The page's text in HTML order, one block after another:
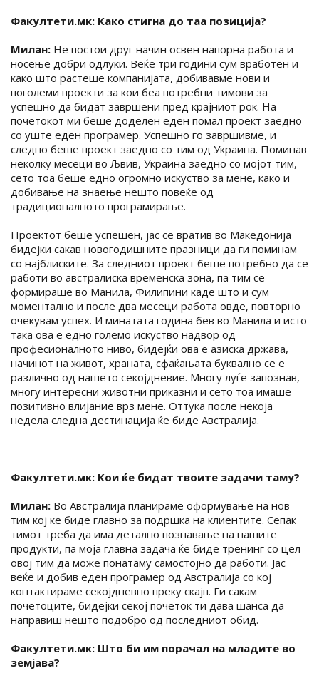
Факултети.мк: Како стигна до таа позиција?
Милан: Не постoи друг начин освен напорна работа и
носење добри одлуки. Веќе три години сум вработен и
како што растеше компанијата, добивавме нови и
поголеми проекти за кои беа потребни тимови за
успешно да бидат завршени пред крајниот рок. На
почетокот ми беше доделен еден помал проект заедно
со уште еден програмер. Успешно го завршивме, и
следно беше проект заедно со тим од Украина. Поминав
неколку месеци во Љвив, Украина заедно со мојот тим,
сето тоа беше едно огромно искуство за мене, како и
добивање на знаење нешто повеќе од
традиционалното програмирање.
Проектот беше успешен, јас се вратив во Македонија
бидејки сакав новогодишните празници да ги поминам
со најблиските. За следниот проект беше потребно да се
работи во австралиска временска зона, па тим се
формираше во Манила, Филипини каде што и сум
моментално и после два месеци работа овде, повторно
очекувам успех. И минатата година бев во Манила и исто
така ова е едно големо искуство надвор од
професионалното ниво, бидејќи ова е азиска држава,
начинот на живот, храната, сфаќањата буквално се е
различно од нашето секојдневие. Многу луѓе запознав,
многу интересни животни приказни и сето тоа имаше
позитивно влијание врз мене. Оттука после некоја
недела следна дестинација ќе биде Австралија.
Факултети.мк: Кои ќе бидат твоите задачи таму?
Милан: Во Австралија планираме оформување на нов
тим кој ке биде главно за подршка на клиентите. Сепак
тимот треба да има детално познавање на нашите
продукти, па моја главна задача ќе биде тренинг со цел
овој тим да може понатаму самостојно да работи. Јас
веќе и добив еден програмер од Австралија со кој
контактираме секојдневно преку скајп. Ги сакам
почетоците, бидејки секој почеток ти дава шанса да
направиш нешто подобро од последниот обид.
Факултети.мк: Што би им порачал на младите во
земјава?